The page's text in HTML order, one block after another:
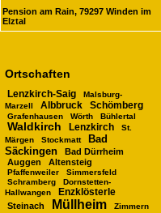
Pension am Rain, 79297 Winden im
Elztal
Ortschaften
Lenzkirch-Saig
Malsburg-
Marzell
Albbruck Schömberg
Grafenhausen Wörth Bühlertal
Waldkirch Lenzkirch
St.
Märgen
Stockmatt
Bad
Säckingen
Bad Dürrheim
Auggen
Altensteig
Pfaffenweiler
Simmersfeld
Schramberg
Dornstetten-
Hallwangen
Enzklösterle
Steinach Müllheim
Zimmern